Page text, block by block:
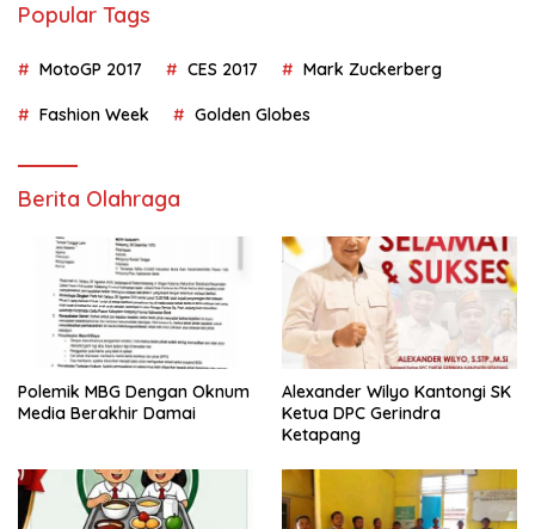
Popular Tags
MotoGP 2017 CES 2017 Mark Zuckerberg
Fashion Week Golden Globes
Berita Olahraga
Polemik MBG Dengan Oknum
Media Berakhir Damai
Alexander Wilyo Kantongi SK
Ketua DPC Gerindra
Ketapang